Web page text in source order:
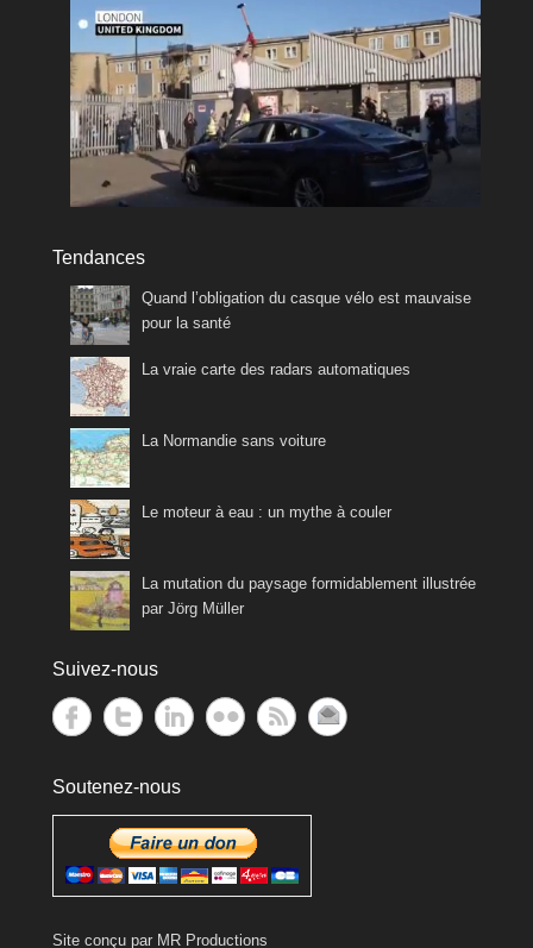
Tendances
Quand l’obligation du casque vélo est mauvaise
pour la santé
La vraie carte des radars automatiques
La Normandie sans voiture
Le moteur à eau : un mythe à couler
La mutation du paysage formidablement illustrée
par Jörg Müller
Suivez-nous
Soutenez-nous
Site conçu par MR Productions